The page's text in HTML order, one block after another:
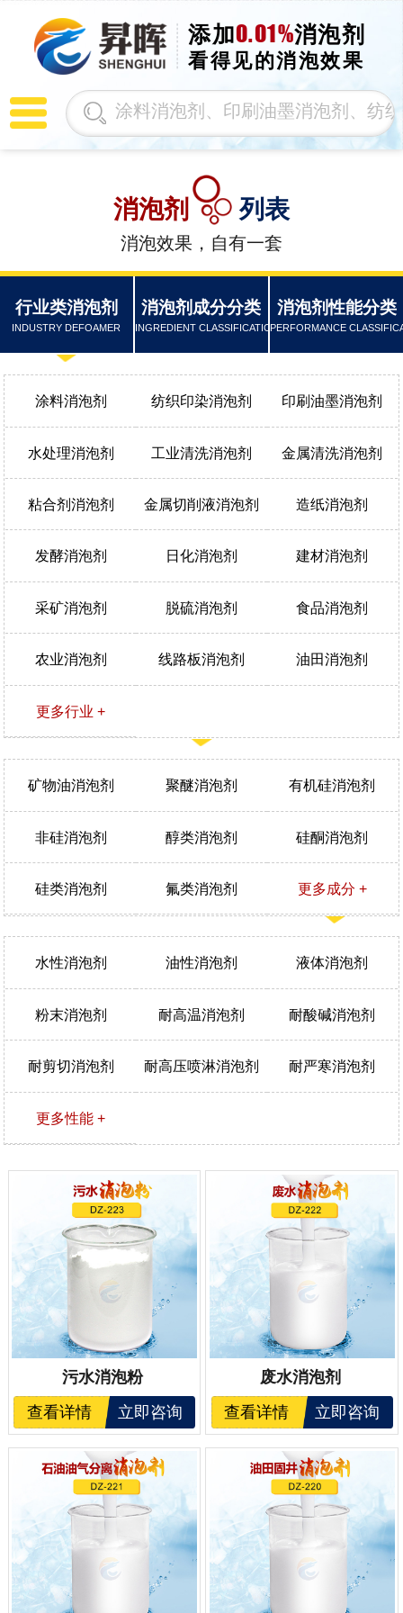
添加0.01%消泡剂
看得见的消泡效果
消泡剂 列表
消泡效果，自有一套
行业类消泡剂
INDUSTRY DEFOAMER
涂料消泡剂 纺织印染消泡剂 印刷油墨消泡剂
水处理消泡剂 工业清洗消泡剂 金属清洗消泡剂
粘合剂消泡剂 金属切削液消泡剂 造纸消泡剂
发酵消泡剂 日化消泡剂 建材消泡剂
采矿消泡剂 脱硫消泡剂 食品消泡剂
农业消泡剂 线路板消泡剂 油田消泡剂
更多行业 +
消泡剂成分分类
INGREDIENT CLASSIFICATION
矿物油消泡剂 聚醚消泡剂 有机硅消泡剂
非硅消泡剂 醇类消泡剂 硅酮消泡剂
硅类消泡剂 氟类消泡剂 更多成分 +
消泡剂性能分类
PERFORMANCE
水性消泡剂 油性消泡剂 液体消泡剂
粉末消泡剂 耐高温消泡剂 耐酸碱消泡剂
耐剪切消泡剂 耐高压喷淋消泡剂 耐严寒消泡剂
更多性能 +
污水消泡粉
查看详情
立即咨询
废水消泡剂
查看详情
立即咨询